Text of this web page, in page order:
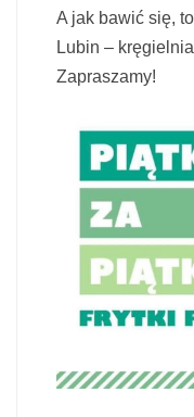
A jak bawić się,
Lubin –
Zapraszamy!